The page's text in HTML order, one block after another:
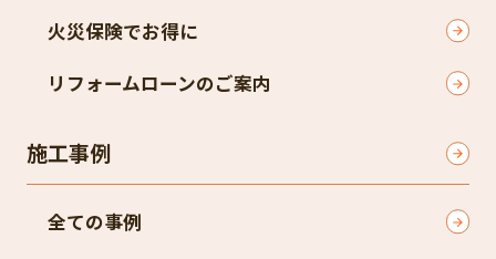
火災保険でお得に
リフォームローンのご案内
施工事例
全ての事例